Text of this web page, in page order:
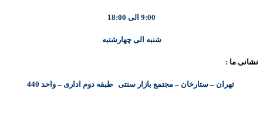
9:00 الی 18:00
شنبه الی چهارشتبه
نشانی ما :
تهران – ستارخان – مجتمع بازار سنتی طبقه دوم اداری – واحد 440